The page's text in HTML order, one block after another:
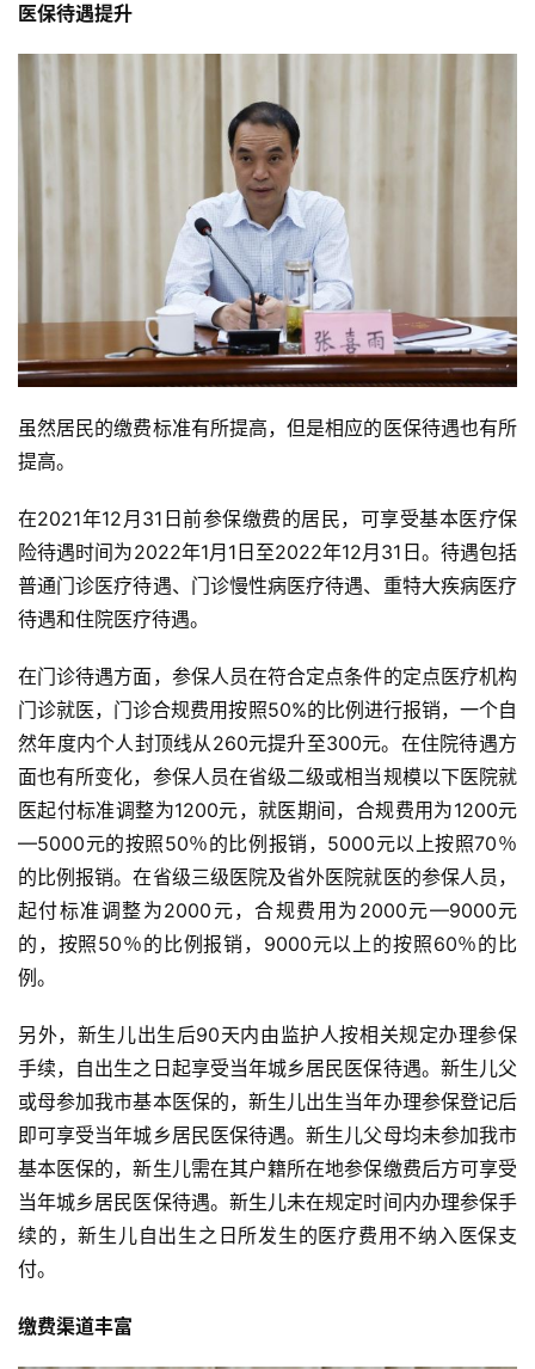
医保待遇提升
虽然居民的缴费标准有所提高，但是相应的医保待遇也有所
提高。
在2021年12月31日前参保缴费的居民，可享受基本医疗保
险待遇时间为2022年1月1日至2022年12月31日。待遇包括
普通门诊医疗待遇、门诊慢性病医疗待遇、重特大疾病医疗
待遇和住院医疗待遇。
在门诊待遇方面，参保人员在符合定点条件的定点医疗机构
门诊就医，门诊合规费用按照50%的比例进行报销，一个自
然年度内个人封顶线从260元提升至300元。在住院待遇方
面也有所变化，参保人员在省级二级或相当规模以下医院就
医起付标准调整为1200元，就医期间，合规费用为1200元
—5000元的按照50％的比例报销，5000元以上按照70％
的比例报销。在省级三级医院及省外医院就医的参保人员，
起付标准调整为2000元，合规费用为2000元—9000元
的，按照50％的比例报销，9000元以上的按照60％的比
例。
另外，新生儿出生后90天内由监护人按相关规定办理参保
手续，自出生之日起享受当年城乡居民医保待遇。新生儿父
或母参加我市基本医保的，新生儿出生当年办理参保登记后
即可享受当年城乡居民医保待遇。新生儿父母均未参加我市
基本医保的，新生儿需在其户籍所在地参保缴费后方可享受
当年城乡居民医保待遇。新生儿未在规定时间内办理参保手
续的，新生儿自出生之日所发生的医疗费用不纳入医保支
付。
缴费渠道丰富